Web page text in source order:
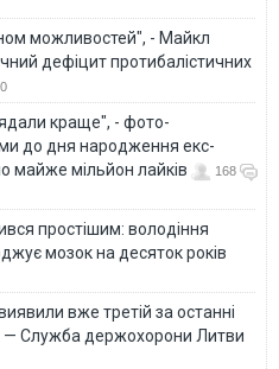
можливостей", - Майкл
дефіцит протибалістичних
0
краще", - фото-
до дня народження екс-
майже мільйон лайків
168
простішим: володіння
мозок на десяток років
вже третій за останні
— Служба держохорони Литви